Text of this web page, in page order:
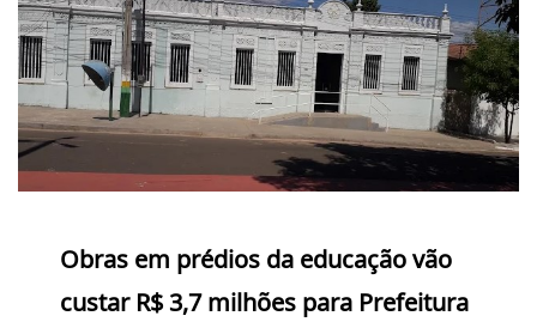
Obras em prédios da educação vão
custar R$ 3,7 milhões para Prefeitura